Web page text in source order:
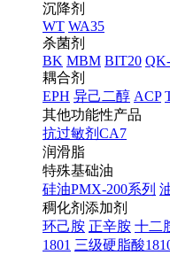
沉降剂
WT WA35
杀菌剂
BK MBM BIT20
耦合剂
EPH 异己二醇 ACP
其他功能性产品
抗过敏剂CA7
润滑脂
特殊基础油
硅油PMX-200系列
稠化剂添加剂
环己胺 正辛胺 十二
1801 三级硬脂酸